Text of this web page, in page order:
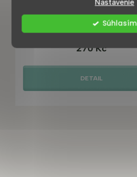
Nastavenie
Súhlasím
Skladem ihned k odeslání
270 Kč
DETAIL